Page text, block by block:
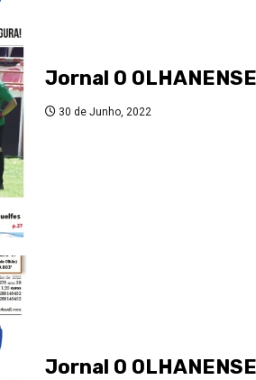
Jornal O
30 de Junho, 2022
Jornal O